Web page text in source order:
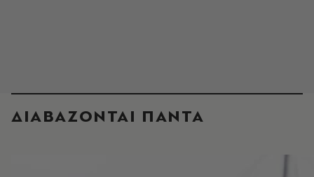
ΔΙΑΒΑΖΟΝΤΑΙ ΠΑΝΤΑ